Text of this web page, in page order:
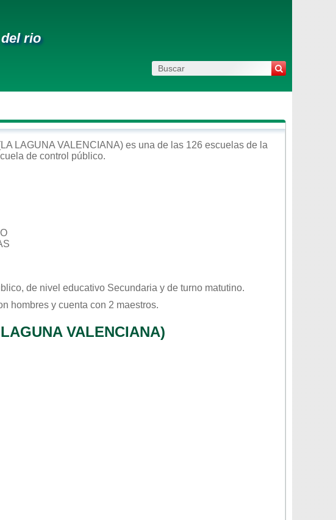
rio
LAGUNA VALENCIANA) es una de las 126 escuelas de la
de control público.
, de nivel educativo Secundaria y de turno matutino.
hombres y cuenta con 2 maestros.
VALENCIANA)